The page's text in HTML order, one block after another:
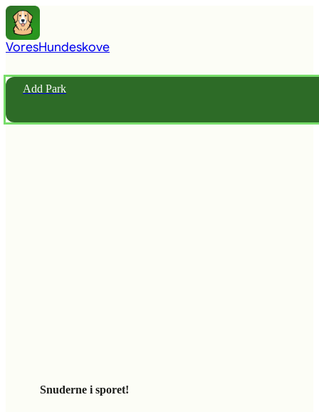
VoresHundeskove
Add Park
Snuderne i sporet!